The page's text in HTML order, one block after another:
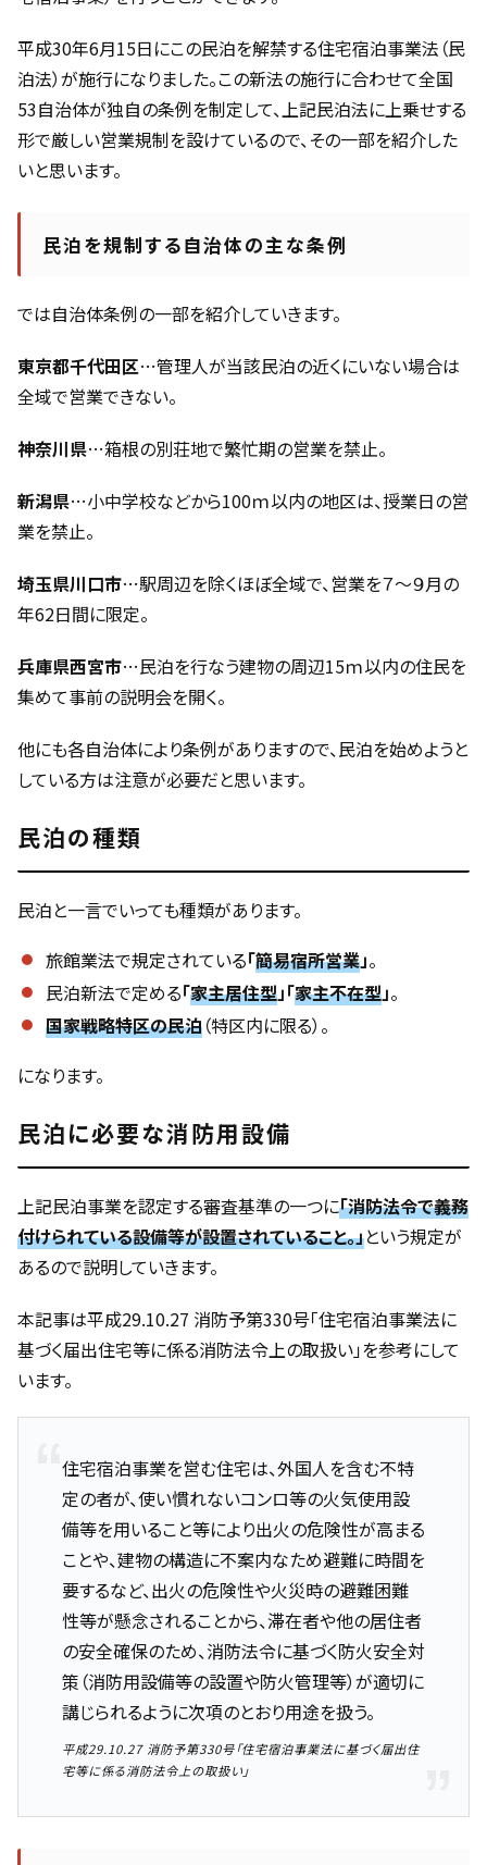
平成30年6月15日にこの民泊を解禁する住宅宿泊事業法（民
泊法）が施行になりました。この新法の施行に合わせて全国
53自治体が独自の条例を制定して、上記民泊法に上乗せする
形で厳しい営業規制を設けているので、その一部を紹介した
いと思います。
民泊を規制する自治体の主な条例
では自治体条例の一部を紹介していきます。
東京都千代田区…管理人が当該民泊の近くにいない場合は
全域で営業できない。
神奈川県…箱根の別荘地で繁忙期の営業を禁止。
新潟県…小中学校などから100ｍ以内の地区は、授業日の営
業を禁止。
埼玉県川口市…駅周辺を除くほぼ全域で、営業を７〜９月の
年62日間に限定。
兵庫県西宮市…民泊を行なう建物の周辺15ｍ以内の住民を
集めて事前の説明会を開く。
他にも各自治体により条例がありますので、民泊を始めようと
している方は注意が必要だと思います。
民泊の種類
民泊と一言でいっても種類があります。
旅館業法で規定されている「簡易宿所営業」。
民泊新法で定める「家主居住型」「家主不在型」。
国家戦略特区の民泊（特区内に限る）。
になります。
民泊に必要な消防用設備
上記民泊事業を認定する審査基準の一つに「消防法令で義務
付けられている設備等が設置されていること。」という規定が
あるので説明していきます。
本記事は平成29.10.27 消防予第330号「住宅宿泊事業法に
基づく届出住宅等に係る消防法令上の取扱い」を参考にして
います。
住宅宿泊事業を営む住宅は、外国人を含む不特
定の者が、使い慣れないコンロ等の火気使用設
備等を用いること等により出火の危険性が高まる
ことや、建物の構造に不案内なため避難に時間を
要するなど、出火の危険性や火災時の避難困難
性等が懸念されることから、滞在者や他の居住者
の安全確保のため、消防法令に基づく防火安全対
策（消防用設備等の設置や防火管理等）が適切に
講じられるように次項のとおり用途を扱う。
平成29.10.27 消防予第330号「住宅宿泊事業法に基づく届出住
宅等に係る消防法令上の取扱い」